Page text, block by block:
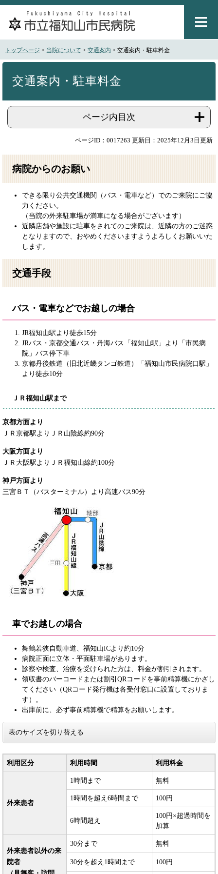
ペ
メ
トップページ > 当院について > 交通案内 > 交通案内・駐車料金
交通案内・駐車料金
ページ内目次
ページID：0017263 更新日：2025年12月3日更新
病院からのお願い
できる限り公共交通機関（バス・電車など）でのご来院にご協
力ください。
（当院の外来駐車場が満車になる場合がございます）
近隣店舗や施設に駐車をされてのご来院は、近隣の方のご迷惑
となりますので、おやめくださいますようよろしくお願いいた
します。
交通手段
バス・電車などでお越しの場合
JR福知山駅より徒歩15分
JRバス・京都交通バス・丹海バス「福知山駅」より「市民病
院」バス停下車
京都丹後鉄道（旧北近畿タンゴ鉄道）「福知山市民病院口駅」
より徒歩10分
ＪＲ福知山駅まで
京都方面より
ＪＲ京都駅よりＪＲ山陰線約90分
大阪方面より
ＪＲ大阪駅よりＪＲ福知山線約100分
神戸方面より
三宮ＢＴ（バスターミナル）より高速バス90分
車でお越しの場合
舞鶴若狭自動車道、福知山ICより約10分
病院正面に立体・平面駐車場があります。
診察や検査、治療を受けられた方は、料金が割引されます。
領収書のバーコードまたは割引QRコードを事前精算機にかざし
てください（QRコード発行機は各受付窓口に設置しておりま
す）。
出庫前に、必ず事前精算機で精算をお願いします。
表のサイズを切り替える
利用区分 利用時間 利用料金
外来患者
1時間まで 無料
1時間を超え6時間まで 100円
6時間超え
100円×超過時間を
加算
外来患者以外の来
院者
30分まで 無料
30分を超え1時間まで 100円